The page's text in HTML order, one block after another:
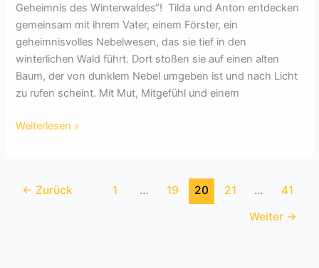
Geheimnis des Winterwaldes“! Tilda und Anton entdecken
gemeinsam mit ihrem Vater, einem Förster, ein
geheimnisvolles Nebelwesen, das sie tief in den
winterlichen Wald führt. Dort stoßen sie auf einen alten
Baum, der von dunklem Nebel umgeben ist und nach Licht
zu rufen scheint. Mit Mut, Mitgefühl und einem
Das
Mitternacht
Weiterlesen »
← Zurück 1 … 19 20 21 …
41
Weiter →